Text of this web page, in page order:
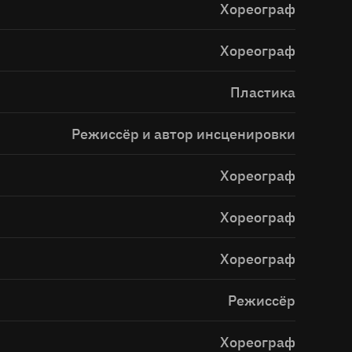
Хореограф
Хореограф
Пластика
Режиссёр и автор инсценировки
Хореограф
Хореограф
Хореограф
Режиссёр
Хореограф